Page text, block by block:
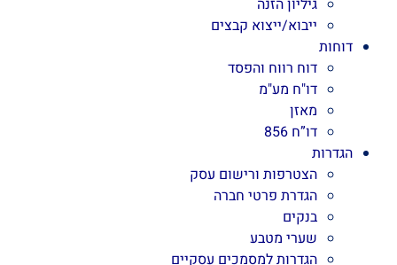
ייבוא/ייצוא קבצים
דוחות
דוח רווח והפסד
דו"ח מע"מ
מאזן
דו”ח 856
הגדרות
הצטרפות ורישום עסק
הגדרת פרטי חברה
בנקים
שערי מטבע
הגדרות למסמכים עסקיים